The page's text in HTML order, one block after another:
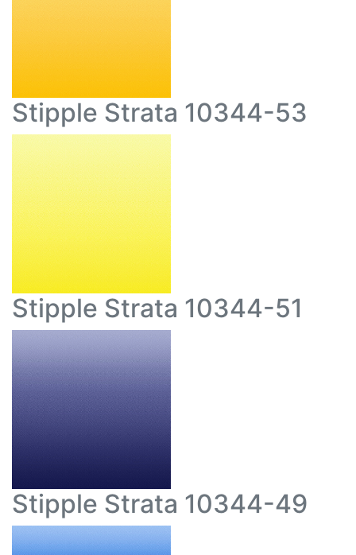
Stipple Strata 10344-53
Stipple Strata 10344-51
Stipple Strata 10344-49